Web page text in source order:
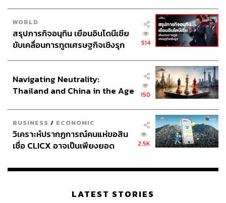
นพิระรากบัว สลัดแตงกวา ไข่ตุ๋นเอบิและอิคุระ ยังไม่หมด
เพียงเท่านั้น เพราะยังมีสลัดรวมน้ำสลัดงาและซุปอาคาดาชิ
(ซุปมิโซะแดง) ส่วนของหวานก็เสิร์ฟเป็นเมลอนญี่ปุ่นกับเยลลี่
ยูซุน้ำผึ้งรสสดชื่น
WORLD
สรุปภารกิจอนุทิน เยือนอินโดนีเซีย
ขับเคลื่อนการทูตเศรษฐกิจเชิงรุก
514
Navigating Neutrality:
Thailand and China in the Age
150
BUSINESS / ECONOMIC
วิเคราะห์ปรากฏการณ์คนแห่ขอสิน
เชื่อ CLICX อาจเป็นเพียงยอด
เรือนไทยที่ถูกซุกไว้
2.5K
LATEST STORIES